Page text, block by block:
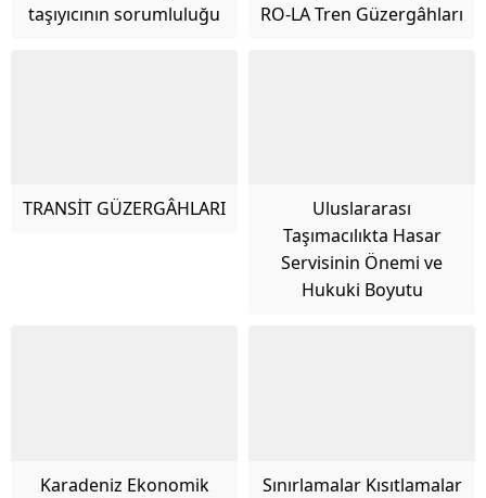
taşıyıcının sorumluluğu
RO-LA Tren Güzergâhları
TRANSİT GÜZERGÂHLARI
Uluslararası
Taşımacılıkta Hasar
Servisinin Önemi ve
Hukuki Boyutu
Karadeniz Ekonomik
Sınırlamalar Kısıtlamalar